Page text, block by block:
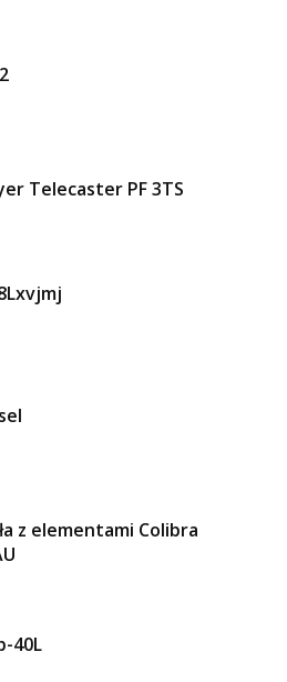
Telecaster PF 3TS
z elementami Colibra
40L